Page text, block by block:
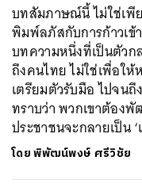
บทสัมภาษณ์นี้ ไม่ใช่เพี
พิมพ์ลภัสกับการก้าวเข้
บทความหนึ่งที่เป็นตัว
ถึงคนไทย ไม่ใช่เพื่อใ
เตรียมตัวรับมือ ไปจนถึ
ทราบว่า พวกเขาต้อ
ประชาชนจะกลายเป็น
โดยพิพัฒน์พงษ์ ศรีวิชัย